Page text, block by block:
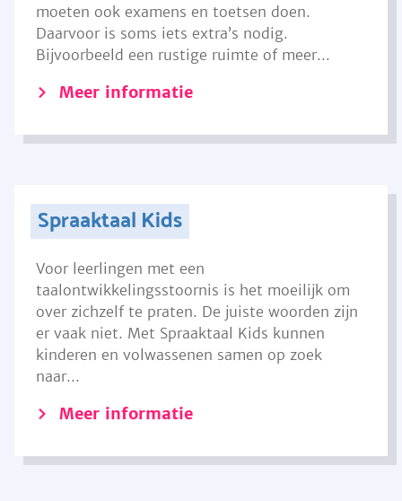
moeten ook examens en toetsen doen.
Daarvoor is soms iets extra’s nodig.
Bijvoorbeeld een rustige ruimte of meer...
Meer informatie
Spraaktaal Kids
Voor leerlingen met een
taalontwikkelingsstoornis is het moeilijk om
over zichzelf te praten. De juiste woorden zijn
er vaak niet. Met Spraaktaal Kids kunnen
kinderen en volwassenen samen op zoek
naar...
Meer informatie